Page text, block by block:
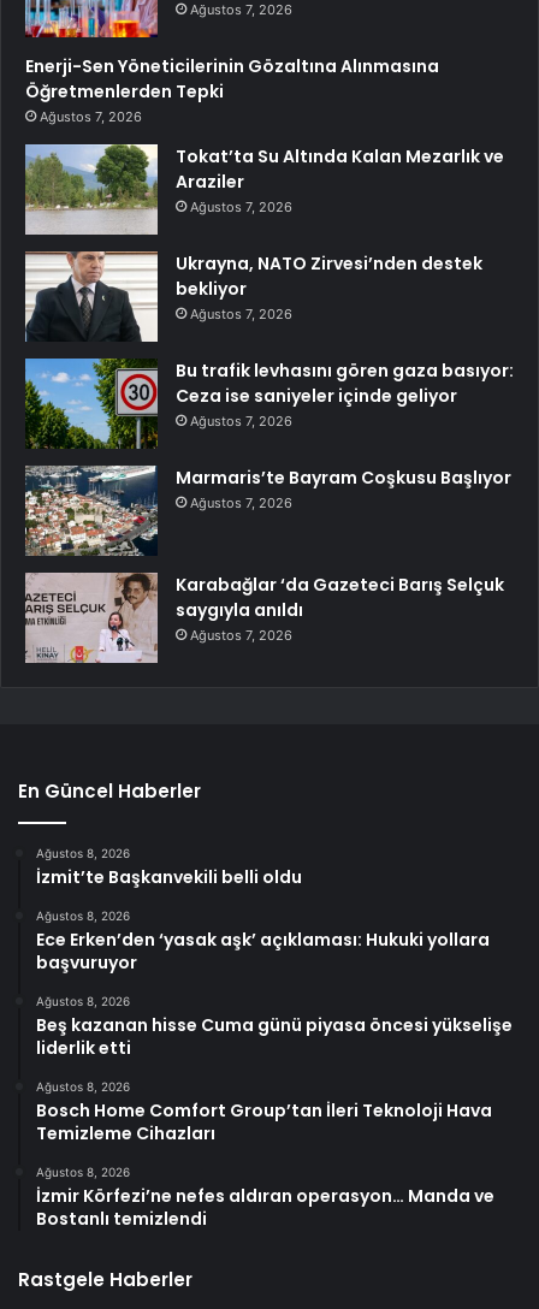
Ağustos 7, 2026
Enerji-Sen Yöneticilerinin Gözaltına Alınmasına
Öğretmenlerden Tepki
Ağustos 7, 2026
Tokat’ta Su Altında Kalan Mezarlık ve
Araziler
Ağustos 7, 2026
Ukrayna, NATO Zirvesi’nden destek
bekliyor
Ağustos 7, 2026
Bu trafik levhasını gören gaza basıyor:
Ceza ise saniyeler içinde geliyor
Ağustos 7, 2026
Marmaris’te Bayram Coşkusu Başlıyor
Ağustos 7, 2026
Karabağlar ‘da Gazeteci Barış Selçuk
saygıyla anıldı
Ağustos 7, 2026
En Güncel Haberler
Ağustos 8, 2026
İzmit’te Başkanvekili belli oldu
Ağustos 8, 2026
Ece Erken’den ‘yasak aşk’ açıklaması: Hukuki yollara
başvuruyor
Ağustos 8, 2026
Beş kazanan hisse Cuma günü piyasa öncesi yükselişe
liderlik etti
Ağustos 8, 2026
Bosch Home Comfort Group’tan İleri Teknoloji Hava
Temizleme Cihazları
Ağustos 8, 2026
İzmir Körfezi’ne nefes aldıran operasyon… Manda ve
Bostanlı temizlendi
Rastgele Haberler